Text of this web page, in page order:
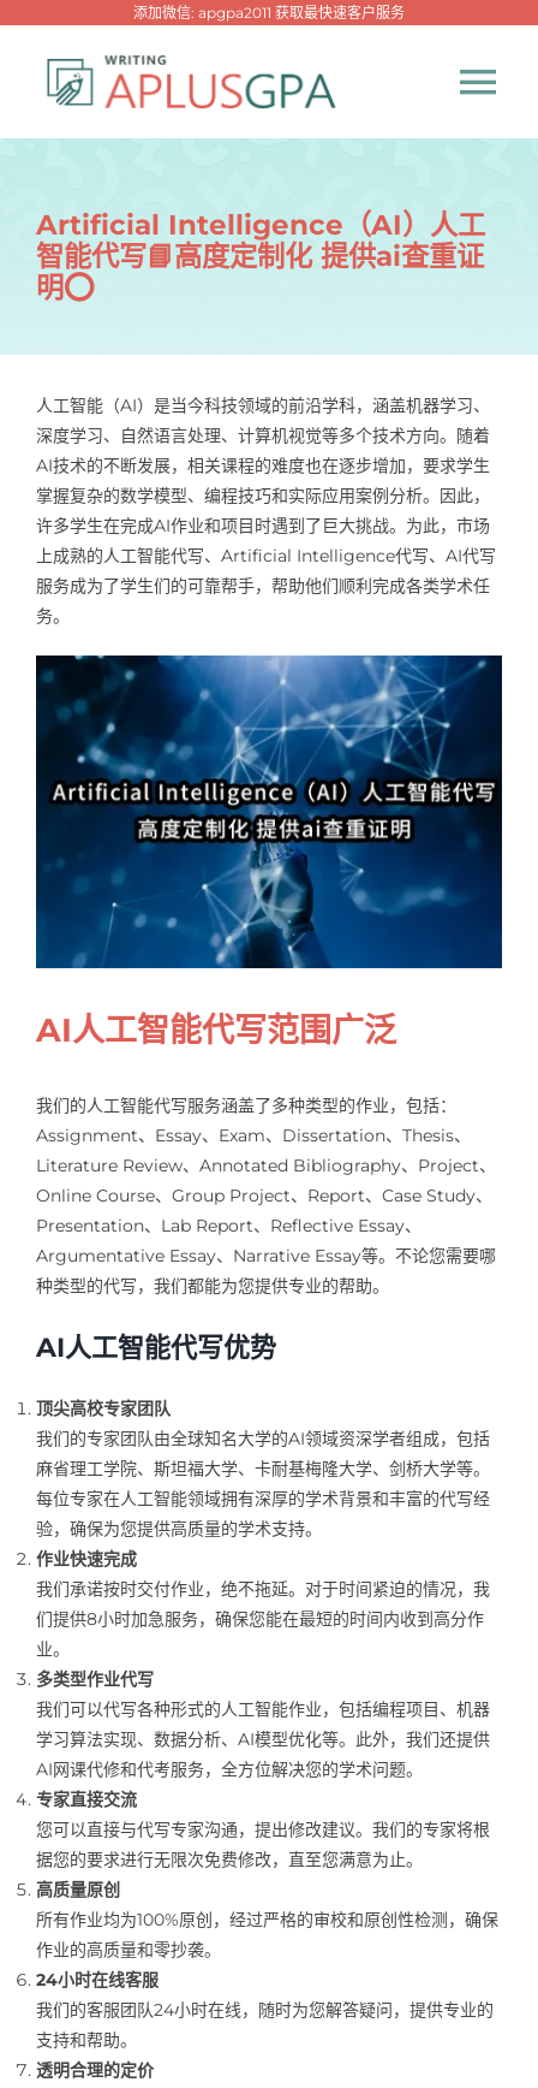
添加微信: apgpa2011 获取最快速客户服务
热门代写
网课专家
代写资讯 New！
Samples
Artificial Intelligence（AI）人工
智能代写📘高度定制化 提供ai查重证
明⭕
人工智能（AI）是当今科技领域的前沿学科，涵盖机器学习、
深度学习、自然语言处理、计算机视觉等多个技术方向。随着
AI技术的不断发展，相关课程的难度也在逐步增加，要求学生
掌握复杂的数学模型、编程技巧和实际应用案例分析。因此，
许多学生在完成AI作业和项目时遇到了巨大挑战。为此，市场
上成熟的人工智能代写、Artificial Intelligence代写、AI代写
服务成为了学生们的可靠帮手，帮助他们顺利完成各类学术任
务。
AI人工智能代写范围广泛
我们的人工智能代写服务涵盖了多种类型的作业，包括：
Assignment、Essay、Exam、Dissertation、Thesis、
Literature Review、Annotated Bibliography、Project、
Online Course、Group Project、Report、Case Study、
Presentation、Lab Report、Reflective Essay、
Argumentative Essay、Narrative Essay等。不论您需要哪
种类型的代写，我们都能为您提供专业的帮助。
AI人工智能代写优势
顶尖高校专家团队
我们的专家团队由全球知名大学的AI领域资深学者组成，包括
麻省理工学院、斯坦福大学、卡耐基梅隆大学、剑桥大学等。
每位专家在人工智能领域拥有深厚的学术背景和丰富的代写经
验，确保为您提供高质量的学术支持。
作业快速完成
我们承诺按时交付作业，绝不拖延。对于时间紧迫的情况，我
们提供8小时加急服务，确保您能在最短的时间内收到高分作
业。
多类型作业代写
我们可以代写各种形式的人工智能作业，包括编程项目、机器
学习算法实现、数据分析、AI模型优化等。此外，我们还提供
AI网课代修和代考服务，全方位解决您的学术问题。
专家直接交流
您可以直接与代写专家沟通，提出修改建议。我们的专家将根
据您的要求进行无限次免费修改，直至您满意为止。
高质量原创
所有作业均为100%原创，经过严格的审校和原创性检测，确保
作业的高质量和零抄袭。
24小时在线客服
我们的客服团队24小时在线，随时为您解答疑问，提供专业的
支持和帮助。
透明合理的定价